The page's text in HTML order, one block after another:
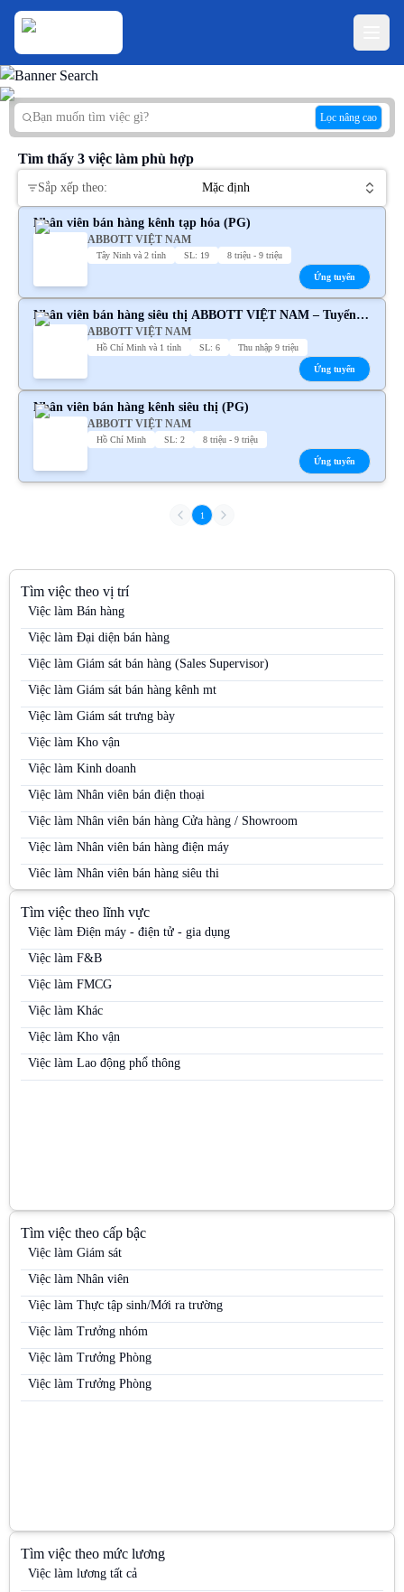
Lọc nâng cao
Tìm thấy 3 việc làm phù hợp
Sắp xếp theo: Mặc định
Nhân viên bán hàng kênh tạp hóa (PG)
ABBOTT VIỆT NAM
Tây Ninh và 2 tỉnh SL: 19 8 triệu - 9 triệu
Ứng tuyển
Nhân viên bán hàng siêu thị ABBOTT VIỆT NAM – Tuyển
dụng chính thứcABBOTT VIỆT NAM
Hồ Chí Minh và 1 tỉnh SL: 6 Thu nhập 9 triệu
Ứng tuyển
Nhân viên bán hàng kênh siêu thị (PG)
ABBOTT VIỆT NAM
Hồ Chí Minh SL: 2 8 triệu - 9 triệu
Ứng tuyển
1
Tìm việc theo vị trí
Việc làm Bán hàng
Việc làm Đại diện bán hàng
Việc làm Giám sát bán hàng (Sales Supervisor)
Việc làm Giám sát bán hàng kênh mt
Việc làm Giám sát trưng bày
Việc làm Kho vận
Việc làm Kinh doanh
Việc làm Nhân viên bán điện thoại
Việc làm Nhân viên bán hàng Cửa hàng / Showroom
Việc làm Nhân viên bán hàng điện máy
Việc làm Nhân viên bán hàng siêu thị
Việc làm Nhân viên bán hàng trung tâm thương mại
Việc làm Nhân viên kinh doanh
Việc làm Nhân viên kinh doanh điện máy
Việc làm Nhân viên kinh doanh hàng tiêu dùng
Việc làm Nhân viên kinh doanh kênh MT
Việc làm Nhân viên kinh doanh mỹ phẩm
Việc làm Nhân viên kinh doanh thị trường
Việc làm Nhân viên tiếp thị
Việc làm Nhân viên trưng bày
Việc làm Nhân viên Trưng bày
Việc làm Nhân viên tư vấn bán hàng / Tư vấn viên
Việc làm Nhân viên tư vấn bán hàng ngành Dược / OTC / ETC
Việc làm Nhân viên văn phòng
Việc làm PG
Việc làm PG / PB Bán hàng
Việc làm Trưng bày
Việc làm Trưởng nhóm kinh doanh (Sales Team Leader)
Việc làm Trưởng nhóm PG
Tìm việc theo lĩnh vực
Việc làm Điện máy - điện tử - gia dụng
Việc làm F&B
Việc làm FMCG
Việc làm Khác
Việc làm Kho vận
Việc làm Lao động phổ thông
Tìm việc theo cấp bậc
Việc làm Giám sát
Việc làm Nhân viên
Việc làm Thực tập sinh/Mới ra trường
Việc làm Trưởng nhóm
Việc làm Trưởng Phòng
Việc làm Trưởng Phòng
Tìm việc theo mức lương
Việc làm lương tất cả